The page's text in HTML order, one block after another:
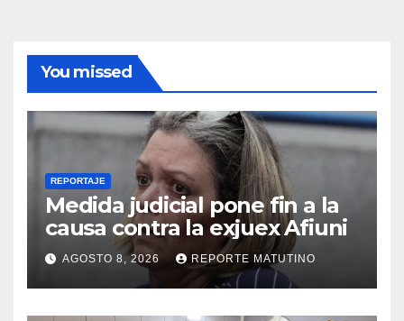
You missed
REPORTAJE
Medida judicial pone fin a la
causa contra la exjuex Afiuni
AGOSTO 8, 2026 REPORTE MATUTINO